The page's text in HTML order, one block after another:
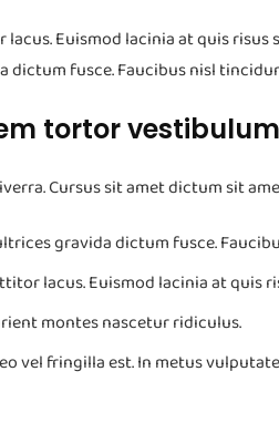
Euismod lacinia at quis risus
dictum fusce. Faucibus nisl
tortor vestibulum
Cursus sit amet dictum sit
gravida dictum fusce.
lacus. Euismod lacinia at quis
montes nascetur ridiculus.
vel fringilla est. In metus